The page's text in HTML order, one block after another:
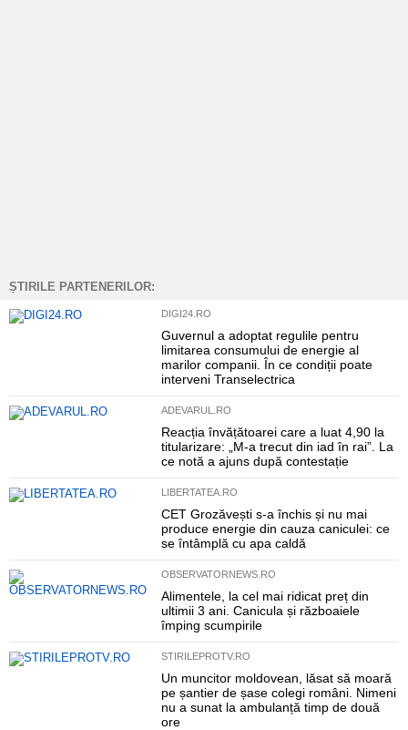
ȘTIRILE PARTENERILOR:
DIGI24.RO
Guvernul a adoptat regulile pentru
limitarea consumului de energie al
marilor companii. În ce condiții poate
interveni Transelectrica
ADEVARUL.RO
Reacția învățătoarei care a luat 4,90 la
titularizare: „M-a trecut din iad în rai”. La
ce notă a ajuns după contestație
LIBERTATEA.RO
CET Grozăvești s-a închis și nu mai
produce energie din cauza caniculei: ce
se întâmplă cu apa caldă
OBSERVATORNEWS.RO
Alimentele, la cel mai ridicat preț din
ultimii 3 ani. Canicula și războaiele
împing scumpirile
STIRILEPROTV.RO
Un muncitor moldovean, lăsat să moară
pe șantier de șase colegi români. Nimeni
nu a sunat la ambulanță timp de două
ore